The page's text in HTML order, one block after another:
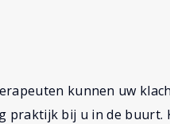
kunnen uw
praktijk bij u in de buurt.